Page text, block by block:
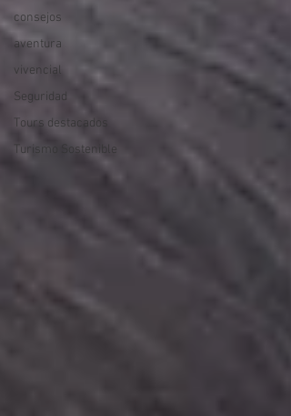
consejos
aventura
vivencial
Seguridad
Tours destacados
Turismo Sostenible